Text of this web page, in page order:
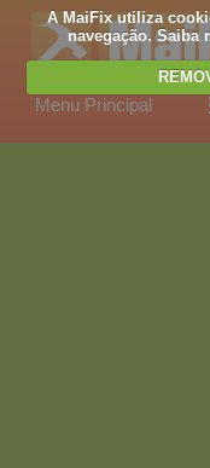
A MaiFix utiliza
navegação. Saiba
Menu Principal